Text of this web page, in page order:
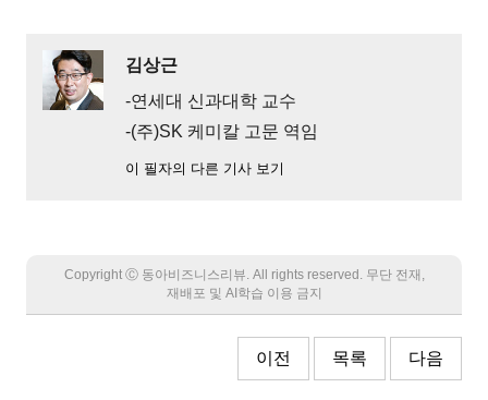
김상근
-연세대 신과대학 교수
-(주)SK 케미칼 고문 역임
이 필자의 다른 기사 보기
Copyright Ⓒ 동아비즈니스리뷰. All rights reserved. 무단 전재,
재배포 및 AI학습 이용 금지
이전 목록 다음